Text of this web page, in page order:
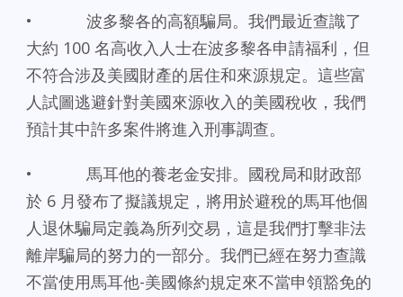
• 波多黎各的高額騙局。我們最近查識了
大約 100 名高收入人士在波多黎各申請福利，但
不符合涉及美國財產的居住和來源規定。這些富
人試圖逃避針對美國來源收入的美國稅收，我們
預計其中許多案件將進入刑事調查。
• 馬耳他的養老金安排。國稅局和財政部
於 6 月發布了擬議規定，將用於避稅的馬耳他個
人退休騙局定義為所列交易，這是我們打擊非法
離岸騙局的努力的一部分。我們已經在努力查識
不當使用馬耳他-美國條約規定來不當申領豁免的